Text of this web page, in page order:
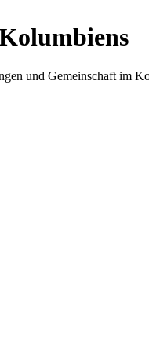
und Gemeinschaft im